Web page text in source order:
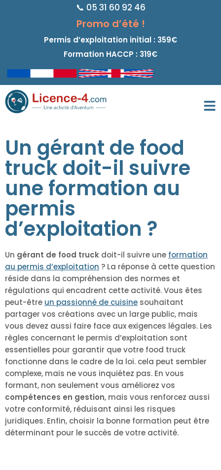
📞 05 31 60 92 46
Promo d’été !
Permis d’exploitation initial : 359€
Formation HACCP : 319€
Un gérant de food
truck doit-il suivre
une formation au
permis
d’exploitation ?
Un gérant de food truck doit-il suivre une formation
au permis d’exploitation ? La réponse à cette question
réside dans la compréhension des normes et
régulations qui encadrent cette activité. Vous êtes
peut-être un passionné de cuisine souhaitant
partager vos créations avec un large public, mais
vous devez aussi faire face aux exigences légales. Les
règles concernant le permis d’exploitation sont
essentielles pour garantir que votre food truck
fonctionne dans le cadre de la loi. cela peut sembler
complexe, mais ne vous inquiétez pas. En vous
formant, non seulement vous améliorez vos
compétences en gestion, mais vous renforcez aussi
votre conformité, réduisant ainsi les risques
juridiques. Enfin, choisir la bonne formation peut être
déterminant pour le succès de votre activité.